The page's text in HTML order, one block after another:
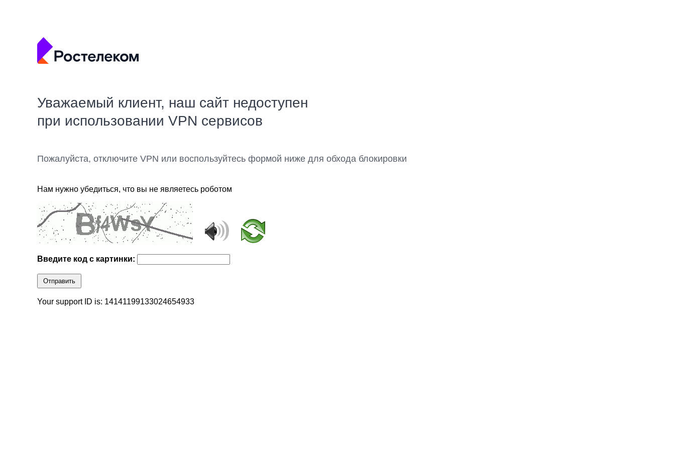
Уважаемый клиент, наш сайт недоступен
при использовании VPN сервисов
Пожалуйста, отключите VPN или воспользуйтесь формой ниже для обхода блокировки
Нам нужно убедиться, что вы не являетесь роботом
Введите код с картинки:
Отправить
Your support ID is: 14141199133024654933